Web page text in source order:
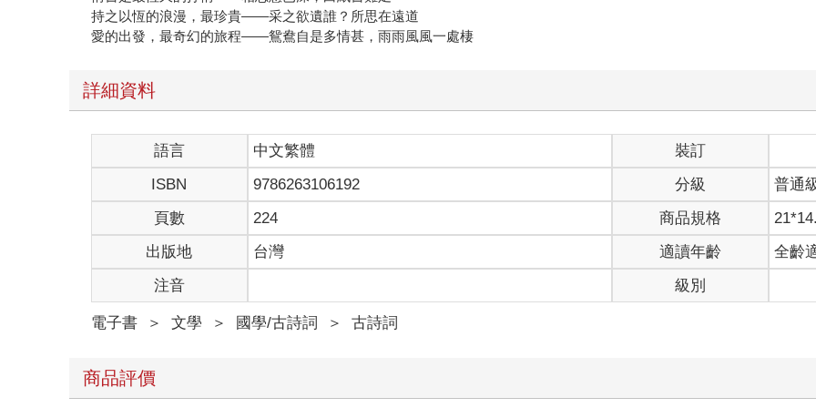
持之以恆的浪漫，最珍貴——采之欲遺誰？所思在遠道
愛的出發，最奇幻的旅程——鴛鴦自是多情甚，雨雨風風一處棲
詳細資料
語言 中文繁體
裝訂
ISBN
9786263106192 分級
普通
頁數
224 商品規格
出版地
台灣 適讀年齡
全齡
注音
級別
電子書 ＞ 文學 ＞ 國學/古詩詞 ＞ 古詩詞
商品評價